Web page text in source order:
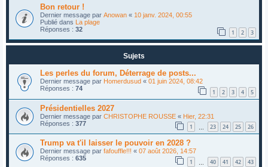
Bon retour !
Dernier message par Anowan « 10 janv. 2024, 00:55
Publié dans La plage
Réponses : 32 1 2 3
Sujets
Les perles du forum, Déterrage de posts...
Dernier message par Homerdusud « 01 juin 2024, 08:42
Réponses : 74 1 2 3 4 5
Présidentielles 2027
Dernier message par CHRISTOPHE ROUSSE « Hier, 22:31
Réponses : 377 1 23 24 25 26
Trump va t'il laisser le pouvoir en 2028 ?
Dernier message par fafouffle!!! « 07 août 2026, 14:57
Réponses : 635 1 40 41 42 43